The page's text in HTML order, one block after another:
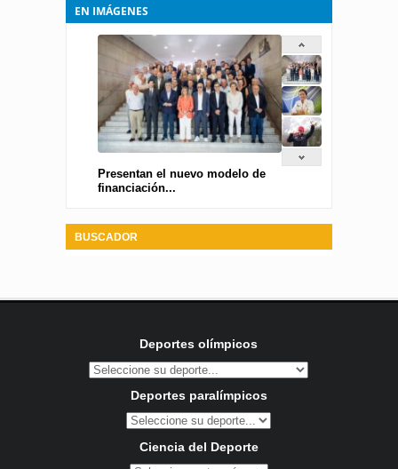
EN IMÁGENES
Presentan el nuevo modelo de
financiación...
BUSCADOR
Deportes olímpicos
Deportes paralímpicos
Ciencia del Deporte